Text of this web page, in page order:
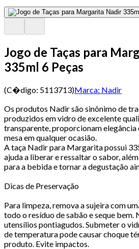
Jogo de Taças para
335ml 6 Peças
(C�digo: 5113713)Marca: Nadir
Os produtos Nadir são sinônimo de
produzidos em vidro de excelente
transparente, proporcionam elegância
mesa em qualquer ocasião.
A taça Nadir para Margarita possui
ajuda a liberar e ressaltar o sabor,
para a bebida e tornar a degustação
Dicas de Preservação
Para limpeza, remova a sujeira com
todo o resíduo de sabão e seque
utensílios pontiagudos. Submeter o
de temperatura pode causar choque
produto. Evite impactos.